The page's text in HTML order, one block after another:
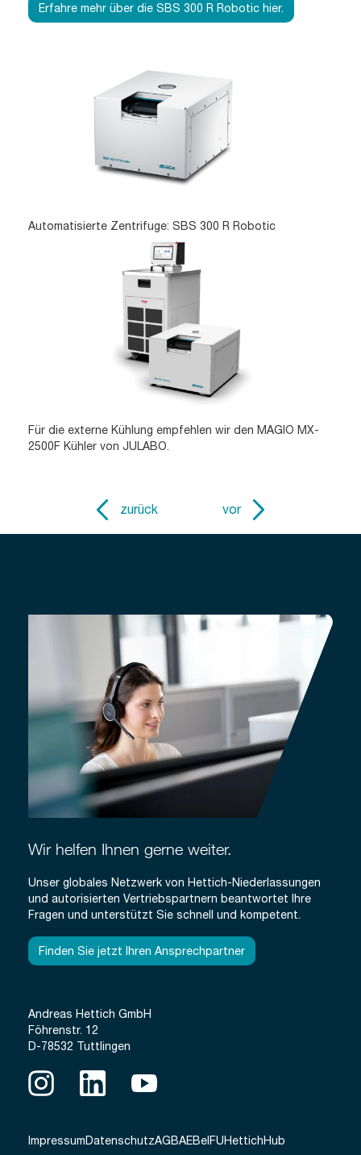
Erfahre mehr über die SBS 300 R Robotic hier.
Automatisierte Zentrifuge: SBS 300 R Robotic
Für die externe Kühlung empfehlen wir den MAGIO MX-
2500F Kühler von JULABO.
zurück vor
Wir helfen Ihnen gerne weiter.
Unser globales Netzwerk von Hettich-Niederlassungen
und autorisierten Vertriebspartnern beantwortet Ihre
Fragen und unterstützt Sie schnell und kompetent.
Finden Sie jetzt Ihren Ansprechpartner
Andreas Hettich GmbH
Föhrenstr. 12
D-78532 Tuttlingen
ImpressumDatenschutzAGBAEBeIFUHettichHub